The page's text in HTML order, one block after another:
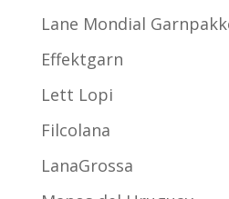
Lane Mondial
Effektgarn
Lett Lopi
Filcolana
LanaGrossa